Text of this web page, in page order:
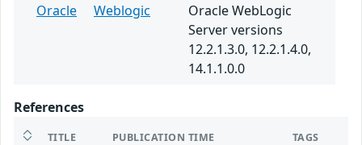
Oracle
Weblogic
Oracle WebLogic
Server versions
12.2.1.3.0, 12.2.1.4.0,
14.1.1.0.0
References
TITLE PUBLICATION TIME TAGS